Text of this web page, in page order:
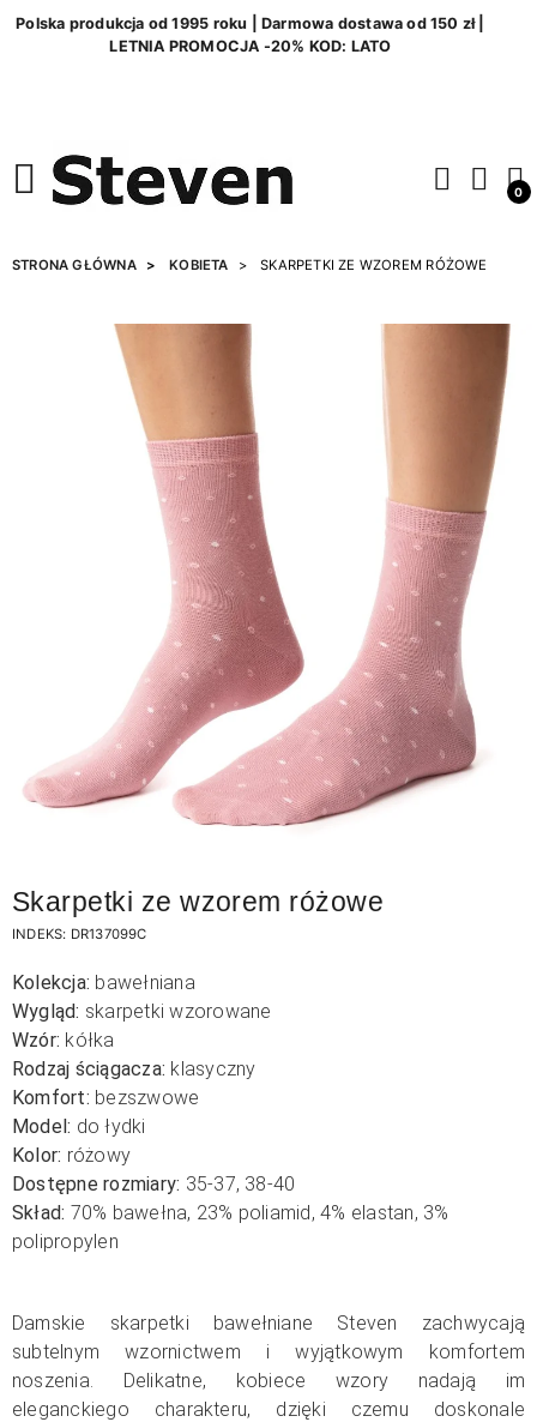
Polska produkcja od 1995 roku | Darmowa dostawa od 150 zł |
LETNIA PROMOCJA -20% KOD: LATO
0
STRONA GŁÓWNA KOBIETA SKARPETKI ZE WZOREM RÓŻOWE
Skarpetki ze wzorem różowe
INDEKS: DR137099C
Kolekcja: bawełniana
Wygląd: skarpetki wzorowane
Wzór: kółka
Rodzaj ściągacza: klasyczny
Komfort: bezszwowe
Model: do łydki
Kolor: różowy
Dostępne rozmiary: 35-37, 38-40
Skład: 70% bawełna, 23% poliamid,4% elastan, 3%
polipropylen
Damskie skarpetki bawełniane Steven zachwycają
subtelnym wzornictwem i wyjątkowym komfortem
noszenia. Delikatne, kobiece wzory nadają im
eleganckiego charakteru, dzięki czemu doskonale